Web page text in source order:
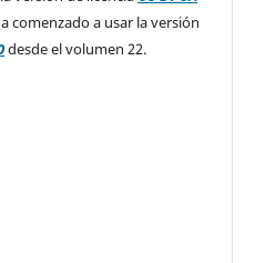
comenzado a usar la versión
desde el volumen 22.